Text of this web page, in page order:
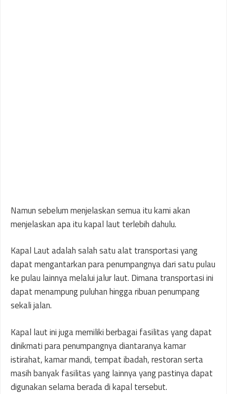
Namun sebelum menjelaskan semua itu kami akan
menjelaskan apa itu kapal laut terlebih dahulu.
Kapal Laut adalah salah satu alat transportasi yang
dapat mengantarkan para penumpangnya dari satu pulau
ke pulau lainnya melalui jalur laut. Dimana transportasi ini
dapat menampung puluhan hingga ribuan penumpang
sekali jalan.
Kapal laut ini juga memiliki berbagai fasilitas yang dapat
dinikmati para penumpangnya diantaranya kamar
istirahat, kamar mandi, tempat ibadah, restoran serta
masih banyak fasilitas yang lainnya yang pastinya dapat
digunakan selama berada di kapal tersebut.